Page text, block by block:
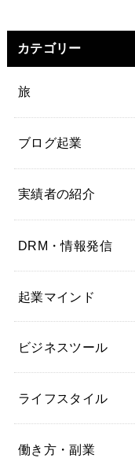
カテゴリー
旅
ブログ起業
実績者の紹介
DRM・情報発信
起業マインド
ビジネスツール
ライフスタイル
働き方・副業